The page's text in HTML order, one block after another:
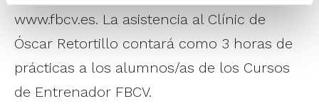
www.fbcv.es. La asistencia al Clínic de
Óscar Retortillo contará como 3 horas de
prácticas a los alumnos/as de los Cursos
de Entrenador FBCV.